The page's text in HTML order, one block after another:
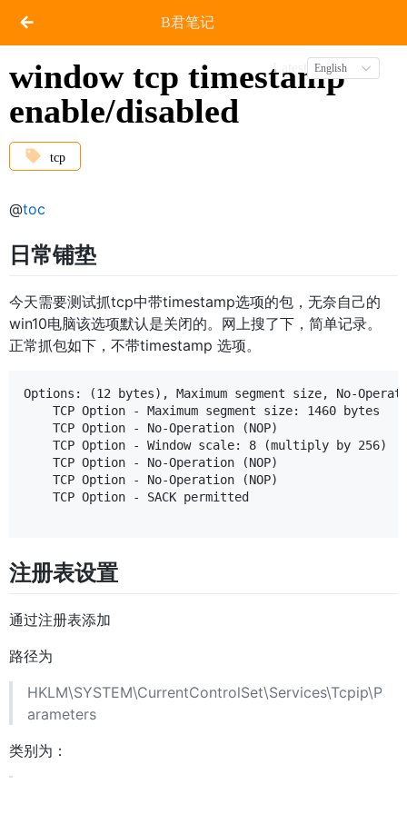
B君笔记
Latest English
window tcp timestamp
enable/disabled
tcp
@toc
日常铺垫
今天需要测试抓tcp中带timestamp选项的包，无奈自己的
win10电脑该选项默认是关闭的。网上搜了下，简单记录。
正常抓包如下，不带timestamp 选项。
Options: (12 bytes), Maximum segment size, No-
    TCP Option - Maximum segment size: 1460 bytes
    TCP Option - No-Operation (NOP)
    TCP Option - Window scale: 8 (multiply by 256)
    TCP Option - No-Operation (NOP)
    TCP Option - No-Operation (NOP)
    TCP Option - SACK permitted
注册表设置
通过注册表添加
路径为
HKLM\SYSTEM\CurrentControlSet\Services\Tcpip\P
arameters
类别为：